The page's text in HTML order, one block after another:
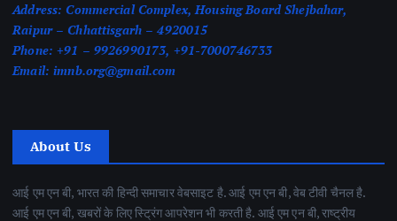
Address: Commercial Complex, Housing Board Shejbahar,
Raipur – Chhattisgarh – 4920015
Phone: +91 – 9926990173, +91-7000746733
Email: imnb.org@gmail.com
About Us
आई एम एन बी, भारत की हिन्दी समाचार वेबसाइट है. आई एम एन बी, वेब टीवी चैनल है.
आई एम एन बी, खबरों के लिए स्ट्रिंग आपरेशन भी करती है. आई एम एन बी, राष्ट्रीय